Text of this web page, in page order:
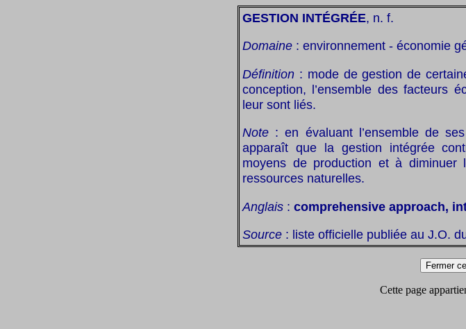
GESTION INTÉGRÉE, n. f.
Domaine : environnement - économie
Définition : mode de gestion de
conception, l’ensemble des facteurs
leur sont liés.
Note : en évaluant l’ensemble de
apparaît que la gestion intégrée
moyens de production et à diminuer
ressources naturelles.
Anglais : comprehensive approach,
Source : liste officielle publiée au J.O.
Cette page